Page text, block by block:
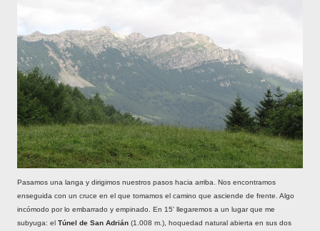
Pasamos una langa y dirigimos nuestros pasos hacia arriba. Nos encontramos
enseguida con un cruce en el que tomamos el camino que asciende de frente. Algo
incómodo por lo embarrado y empinado. En 15' llegaremos a un lugar que me
subyuga: el Túnel de San Adrián (1.008 m.), hoquedad natural abierta en sus dos